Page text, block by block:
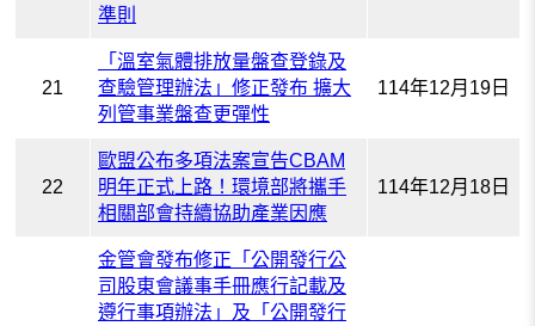
準則
21
「溫室氣體排放量盤查登錄及
查驗管理辦法」修正發布 擴大
列管事業盤查更彈性
114年12月19日
22
歐盟公布多項法案宣告CBAM
明年正式上路！環境部將攜手
相關部會持續協助產業因應
114年12月18日
金管會發布修正「公開發行公
司股東會議事手冊應行記載及
遵行事項辦法」及「公開發行